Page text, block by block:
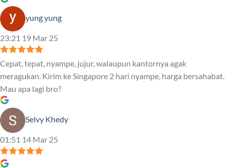
yung yung
23:21 19 Mar 25
Cepat, tepat, nyampe, jujur, walaupun kantornya agak
meragukan. Kirim ke Singapore 2 hari nyampe, harga bersahabat.
Mau apa lagi bro?
Selvy Khedy
01:51 14 Mar 25